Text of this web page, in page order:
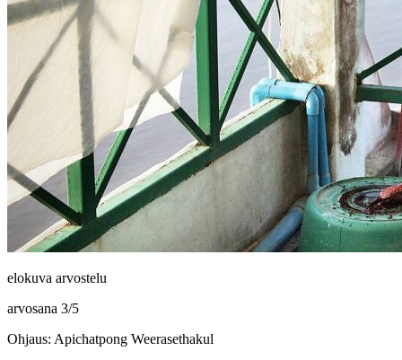
elokuva arvostelu
arvosana 3/5
Ohjaus: Apichatpong Weerasethakul